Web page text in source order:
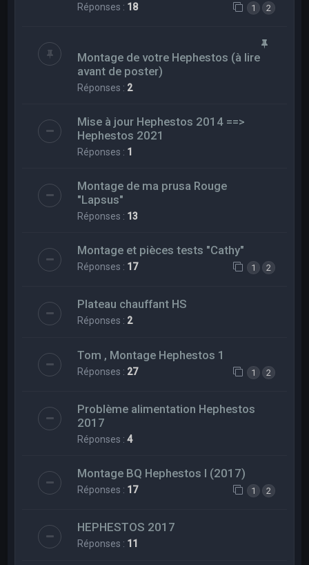
Réponses : 18 1 2
Montage de votre Hephestos (à lire
avant de poster)
Réponses : 2
Mise à jour Hephestos 2014 ==>
Hephestos 2021
Réponses : 1
Montage de ma prusa Rouge
"Lapsus"
Réponses : 13
Montage et pièces tests "Cathy"
Réponses : 17 1 2
Plateau chauffant HS
Réponses : 2
Tom , Montage Hephestos 1
Réponses : 27 1 2
Problème alimentation Hephestos
2017
Réponses :4
Montage BQ Hephestos I (2017)
Réponses : 17 1 2
HEPHESTOS 2017
Réponses : 11